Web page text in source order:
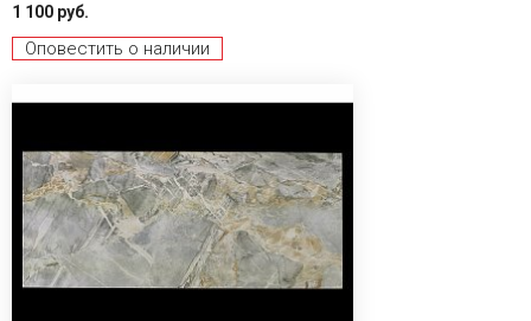
1 100 руб.
Оповестить о наличии